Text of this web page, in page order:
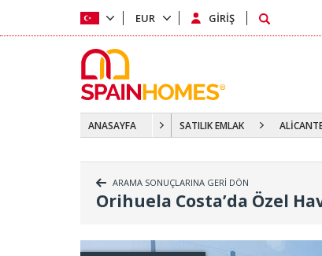
ANASAYFA SATILIK EMLAK
ARAMA SONUÇLARINA GERİ DÖN
Orihuela Costa’da Özel
EUR GİRİŞ